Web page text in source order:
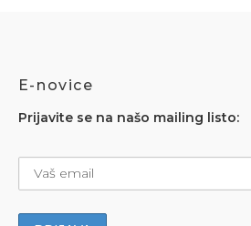
E-novice
Prijavite se na našo mailing listo: